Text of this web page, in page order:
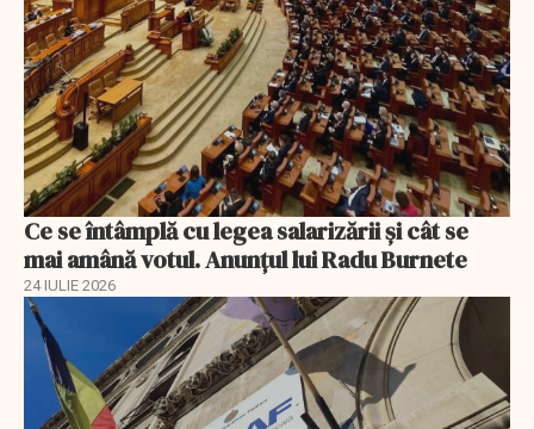
Ce se întâmplă cu legea salarizării şi cât se
mai amână votul. Anunţul lui Radu Burnete
24 IULIE 2026